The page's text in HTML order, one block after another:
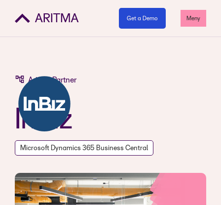
Get a Demo Meny
Aritma Partner
InBiz
Microsoft Dynamics 365 Business Central